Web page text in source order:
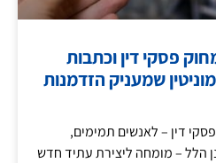
פסקי דין וכתבות
שמעניק הזדמנות
פסקי דין – לאנשים תמימים,
הלל – מומחה ליצירת עתיד חדש